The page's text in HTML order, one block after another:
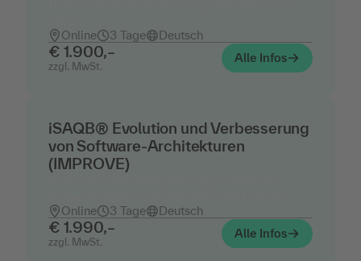
Online
3 Tage Deutsch
€ 1.900,–
zzgl. MwSt.
Alle Infos
iSAQB® Evolution und Verbesserung
von Software-Architekturen
(IMPROVE)
Online
3 Tage Deutsch
€ 1.990,–
zzgl. MwSt.
Alle Infos